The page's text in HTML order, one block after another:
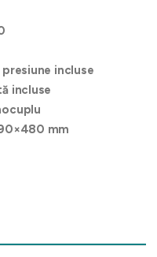
incluse
incluse
mm